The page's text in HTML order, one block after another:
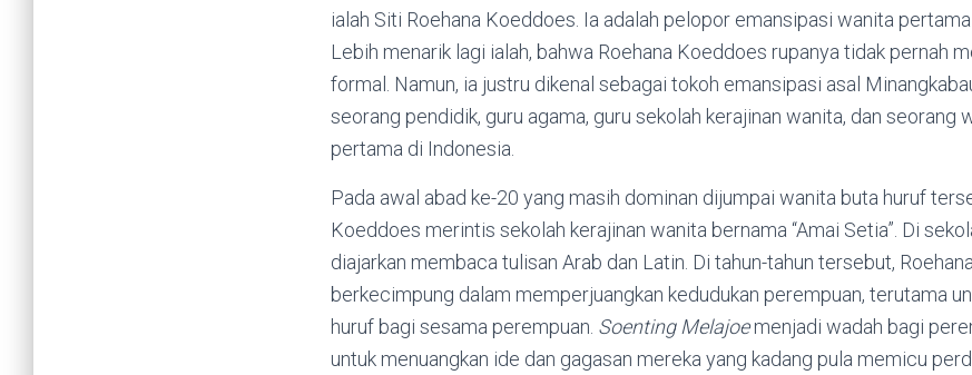
ialah Siti Roehana Koeddoes. Ia adalah pelopor emansipasi wanita
Lebih menarik lagi ialah, bahwa Roehana Koeddoes rupanya tidak pernah
formal. Namun, ia justru dikenal sebagai tokoh emansipasi asal
seorang pendidik, guru agama, guru sekolah kerajinan wanita, dan seorang
pertama di Indonesia.
Pada awal abad ke-20 yang masih dominan dijumpai wanita buta huruf
Koeddoes merintis sekolah kerajinan wanita bernama “Amai Setia”. Di
diajarkan membaca tulisan Arab dan Latin. Di tahun-tahun tersebut,
berkecimpung dalam memperjuangkan kedudukan perempuan, terutama
huruf bagi sesama perempuan. Soenting Melajoemenjadi wadah bagi
untuk menuangkan ide dan gagasan mereka yang kadang pula memicu